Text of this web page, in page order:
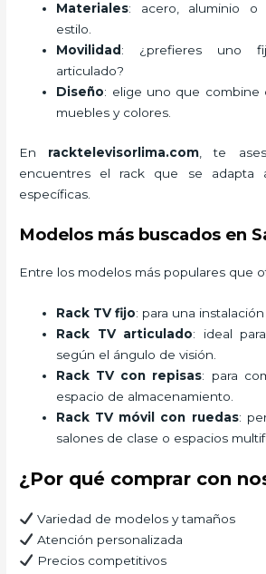
Materiales: acero, aluminio o
estilo.
Movilidad : ¿prefieres uno
articulado?
Diseño: elige uno que combine
muebles y colores.
En racktelevisorlima.com , te
encuentres el rack que se adapta
específicas.
Modelos más buscados en
Entre los modelos más populares que
Rack TV fijo: para una
Rack TV articulado: ideal
según el ángulo de visión.
Rack TV con repisas: para
espacio de almacenamiento.
Rack TV móvil con ruedas:
salones de clase o espacios
¿Por qué comprar con
Variedad de modelos y tamaños
Atención personalizada
Precios competitivos